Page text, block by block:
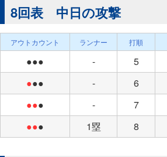
8回表 中日の攻撃
アウトカウント ランナー 打順
●●● - 5
●●● - 6
●●● - 7
●●● 1塁 8